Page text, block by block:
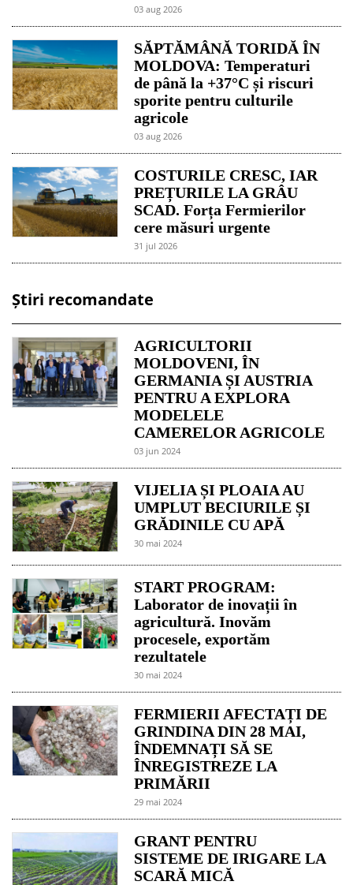
03 aug 2026
SĂPTĂMÂNĂ TORIDĂ ÎN
MOLDOVA: Temperaturi
de până la +37°C și riscuri
sporite pentru culturile
agricole
03 aug 2026
COSTURILE CRESC, IAR
PREȚURILE LA GRÂU
SCAD. Forța Fermierilor
cere măsuri urgente
31 jul 2026
Știri recomandate
AGRICULTORII
MOLDOVENI, ÎN
GERMANIA ȘI AUSTRIA
PENTRU A EXPLORA
MODELELE
CAMERELOR AGRICOLE
03 jun 2024
VIJELIA ȘI PLOAIA AU
UMPLUT BECIURILE ȘI
GRĂDINILE CU APĂ
30 mai 2024
START PROGRAM:
Laborator de inovații în
agricultură. Inovăm
procesele, exportăm
rezultatele
30 mai 2024
FERMIERII AFECTAȚI DE
GRINDINA DIN 28 MAI,
ÎNDEMNAȚI SĂ SE
ÎNREGISTREZE LA
PRIMĂRII
29 mai 2024
GRANT PENTRU
SISTEME DE IRIGARE LA
SCARĂ MICĂ